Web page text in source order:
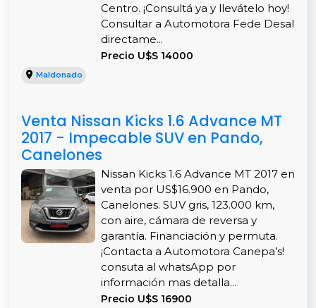
Centro. ¡Consultá ya y llevátelo hoy!
Consultar a Automotora Fede Desal
directame...
Precio U$S 14000
Maldonado
Venta Nissan Kicks 1.6 Advance MT
2017 - Impecable SUV en Pando,
Canelones
Nissan Kicks 1.6 Advance MT 2017 en
venta por US$16.900 en Pando,
Canelones. SUV gris, 123.000 km,
con aire, cámara de reversa y
garantía. Financiación y permuta.
¡Contacta a Automotora Canepa’s!
consuta al whatsApp por
información mas detalla...
Precio U$S 16900